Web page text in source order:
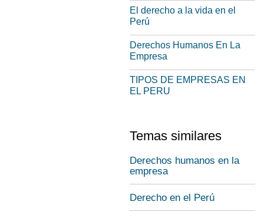
El derecho a la vida en el
Perú
Derechos Humanos En La
Empresa
TIPOS DE EMPRESAS EN
EL PERU
Temas similares
Derechos humanos en la
empresa
Derecho en el Perú